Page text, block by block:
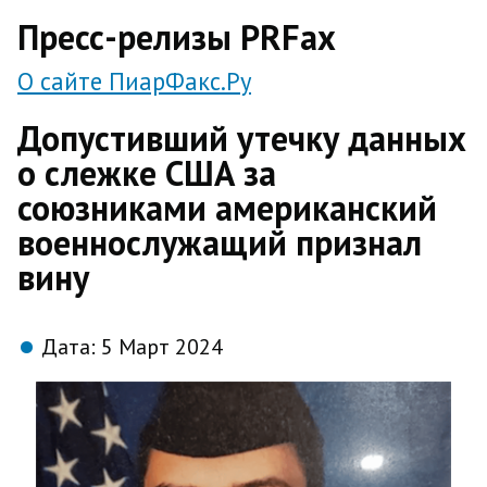
Пресс-релизы PRFax
О сайте ПиарФакс.Ру
Допустивший утечку данных
о слежке США за
союзниками американский
военнослужащий признал
вину
Дата: 5 Март 2024